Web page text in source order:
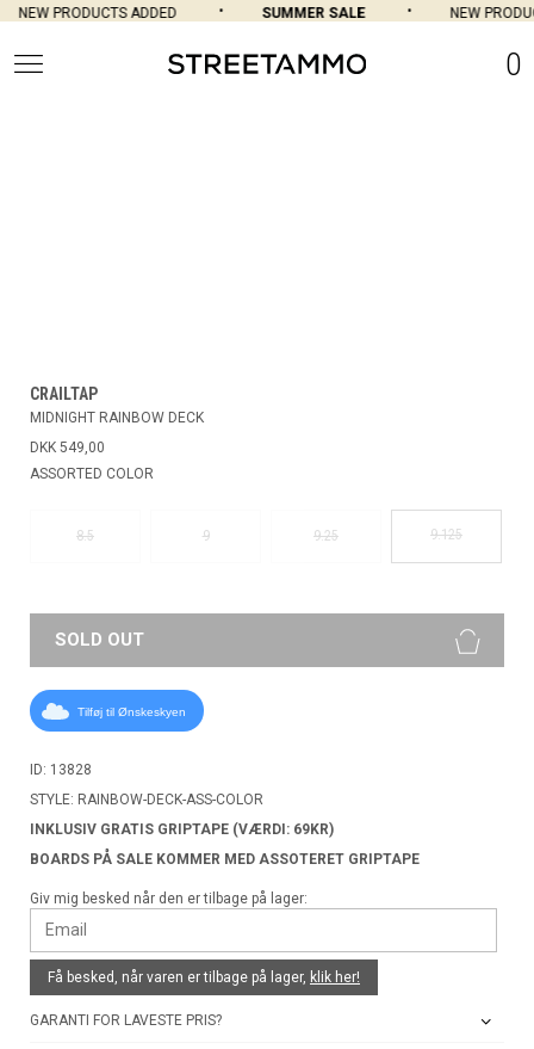
NEW PRODUCTS ADDED SUMMER SALE NEW
0
CRAILTAP
MIDNIGHT RAINBOW DECK
DKK 549,00
ASSORTED COLOR
8.5 9 9.25 9.125
SOLD OUT
Tilføj til Ønskeskyen
ID: 13828
STYLE: RAINBOW-DECK-ASS-COLOR
INKLUSIV GRATIS GRIPTAPE (VÆRDI: 69KR)
BOARDS PÅ SALE KOMMER MED ASSOTERET GRIPTAPE
Giv mig besked når den er tilbage på lager:
Få besked, når varen er tilbage på lager, klik her!
GARANTI FOR LAVESTE PRIS?